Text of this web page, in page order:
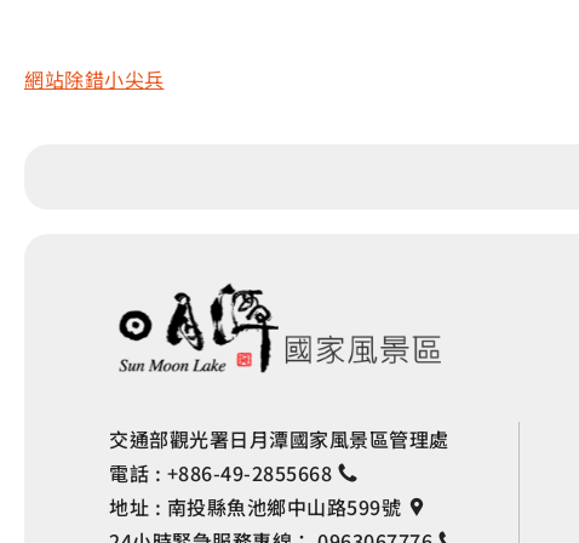
網站除錯小尖兵
交通部觀光署日月潭國家風景區管理處
電話 : +886-49-2855668
地址 : 南投縣魚池鄉中山路599號